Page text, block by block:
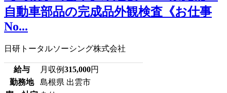
自動車部品の完成品外観検査《お仕事
No...
日研トータルソーシング株式会社
給与 月収例315,000円
勤務地
島根県 出雲市